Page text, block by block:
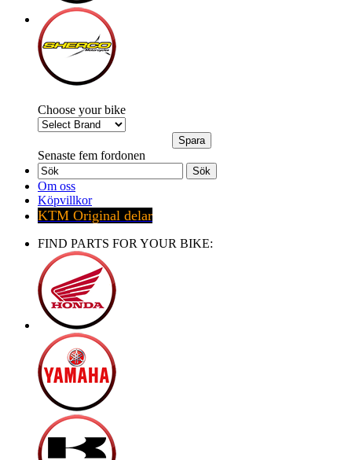
Choose your bike
Senaste fem fordonen
Sök
Om oss
Köpvillkor
KTM Original delar
FIND PARTS FOR YOUR BIKE: